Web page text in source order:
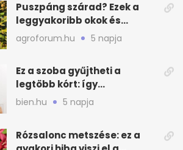
Puszpáng szárad? Ezek a
leggyakoribb okok és
teendők
agroforum.hu 5 napja
Ez a szoba gyűjtheti a
legtöbb kórt: így
mélytisztítsd otthon
bien.hu 5 napja
Rózsalonc metszése: ez a